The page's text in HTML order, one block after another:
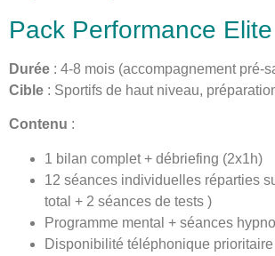
Pack Performance Elite
Durée : 4-8 mois (accompagnement pré-
Cible : Sportifs de haut niveau,
Contenu :
1 bilan complet + débriefing (2x1h)
12 séances individuelles réparties
total + 2 séances de tests )
Programme mental + séances
Disponibilité téléphonique prioritaire